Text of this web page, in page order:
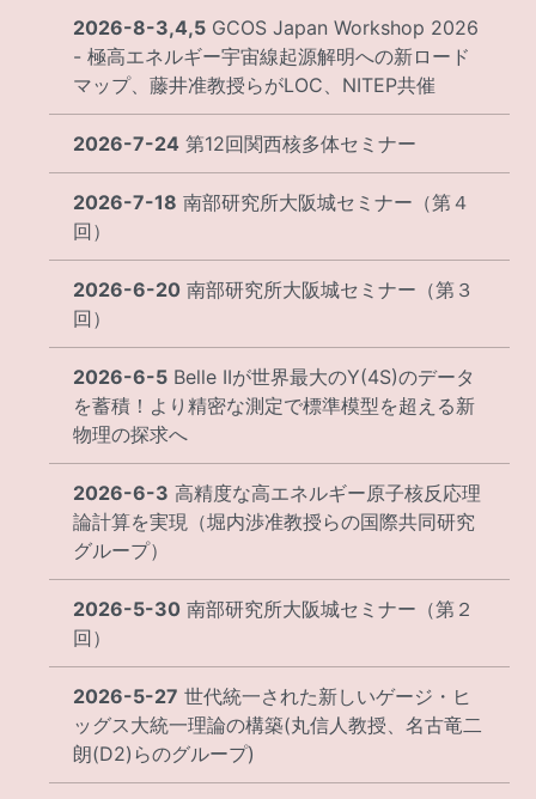
2026-8-3,4,5 GCOS Japan Workshop 2026
- 極高エネルギー宇宙線起源解明への新ロード
マップ、藤井准教授らがLOC、NITEP共催
2026-7-24 第12回関西核多体セミナー
2026-7-18 南部研究所大阪城セミナー（第４
回）
2026-6-20 南部研究所大阪城セミナー（第３
回）
2026-6-5 Belle IIが世界最大のY(4S)のデータ
を蓄積！より精密な測定で標準模型を超える新
物理の探求へ
2026-6-3 高精度な高エネルギー原子核反応理
論計算を実現（堀内渉准教授らの国際共同研究
グループ）
2026-5-30 南部研究所大阪城セミナー（第２
回）
2026-5-27 世代統一された新しいゲージ・ヒ
ッグス大統一理論の構築(丸信人教授、名古竜二
朗(D2)らのグループ)